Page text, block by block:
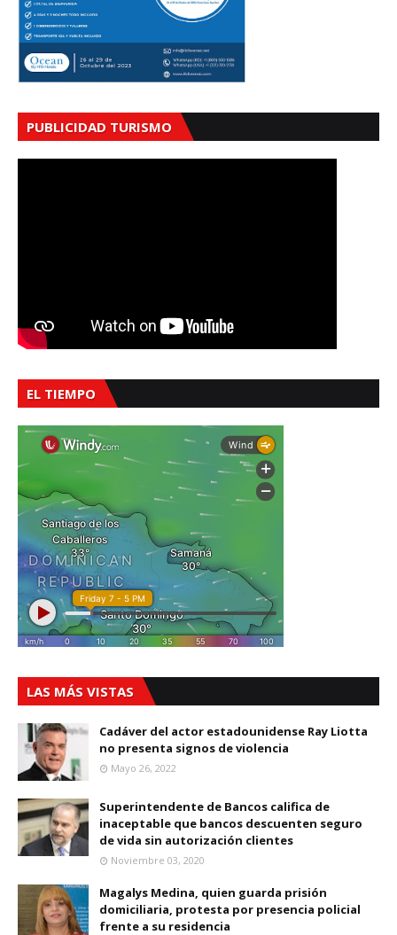
PUBLICIDAD TURISMO
EL TIEMPO
LAS MÁS VISTAS
Cadáver del actor estadounidense Ray Liotta
no presenta signos de violencia
Mayo 26, 2022
Superintendente de Bancos califica de
inaceptable que bancos descuenten seguro
de vida sin autorización clientes
Noviembre 03, 2020
Magalys Medina, quien guarda prisión
domiciliaria, protesta por presencia policial
frente a su residencia